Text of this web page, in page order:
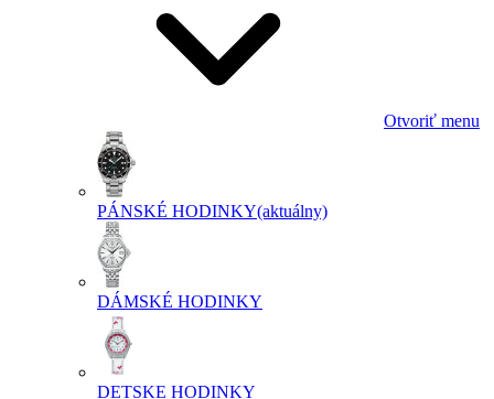
Otvoriť menu
PÁNSKÉ HODINKY(aktuálny)
DÁMSKÉ HODINKY
DETSKE HODINKY